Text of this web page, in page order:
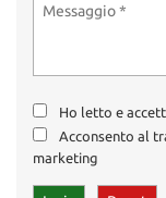
Ho letto e
Acconsento al
marketing